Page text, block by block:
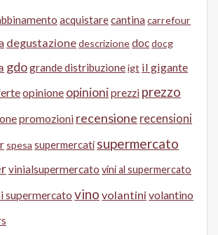
acquistarecantina carrefour
degustazionedescrizionedocdocg
gdogrande distribuzioneigt il gigante
opinione opinioniprezzi prezzo
promozioni recensione recensioni
spesa supermercati supermercato
vinialsupermercato vini al supermercato
supermercato vino volantini volantino